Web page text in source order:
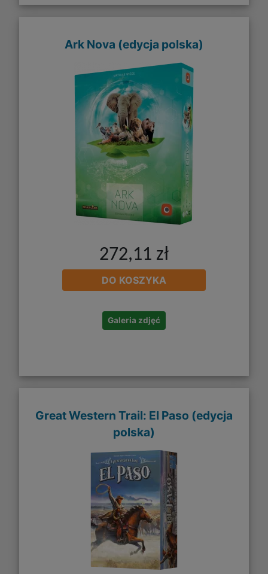
Ark Nova (edycja polska)
272,11 zł
DO KOSZYKA
Galeria zdjęć
Great Western Trail: El Paso (edycja
polska)